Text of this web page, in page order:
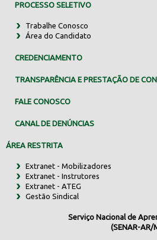
PROCESSO SELETIVO
Trabalhe Conosco
Área do Candidato
CREDENCIAMENTO
TRANSPARÊNCIA E PRESTAÇÃO DE
FALE CONOSCO
CANAL DE DENÚNCIAS
ÁREA RESTRITA
Extranet - Mobilizadores
Extranet - Instrutores
Extranet - ATEG
Gestão Sindical
Serviço Nacional de
(SENAR-AR/